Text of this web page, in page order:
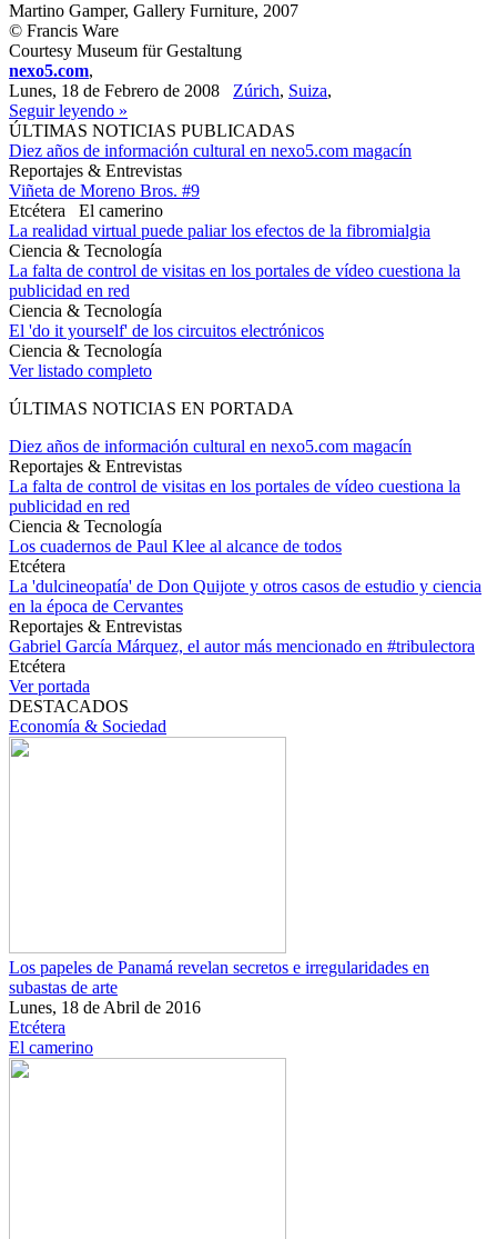
Martino Gamper, Gallery Furniture, 2007
© Francis Ware
Courtesy Museum für Gestaltung
nexo5.com,
Lunes, 18 de Febrero de 2008 Zúrich, Suiza,
Seguir leyendo »
ÚLTIMAS NOTICIAS PUBLICADAS
Diez años de información cultural en nexo5.com magacín
Reportajes & Entrevistas
Viñeta de Moreno Bros. #9
Etcétera
El camerino
La realidad virtual puede paliar los efectos de la fibromialgia
Ciencia & Tecnología
La falta de control de visitas en los portales de vídeo cuestiona la
publicidad en red
Ciencia & Tecnología
El 'do it yourself' de los circuitos electrónicos
Ciencia & Tecnología
Ver listado completo
ÚLTIMAS NOTICIAS EN PORTADA
Diez años de información cultural en nexo5.com magacín
Reportajes & Entrevistas
La falta de control de visitas en los portales de vídeo cuestiona la
publicidad en red
Ciencia & Tecnología
Los cuadernos de Paul Klee al alcance de todos
Etcétera
La 'dulcineopatía' de Don Quijote y otros casos de estudio y ciencia
en la época de Cervantes
Reportajes & Entrevistas
Gabriel García Márquez, el autor más mencionado en #tribulectora
Etcétera
Ver portada
DESTACADOS
Economía & Sociedad
Los papeles de Panamá revelan secretos e irregularidades en
subastas de arte
Lunes, 18 de Abril de 2016
Etcétera
El camerino